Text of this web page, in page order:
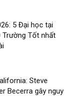
5 Đại học tại
Trường Tốt nhất
Steve
Becerra gây nguy